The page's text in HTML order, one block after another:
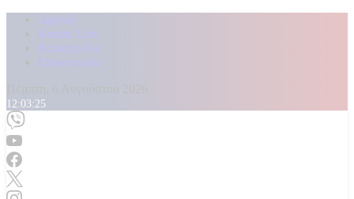
Αρχική
Kontra Live
Καταγγελίες
Επικοινωνία
12:03:27